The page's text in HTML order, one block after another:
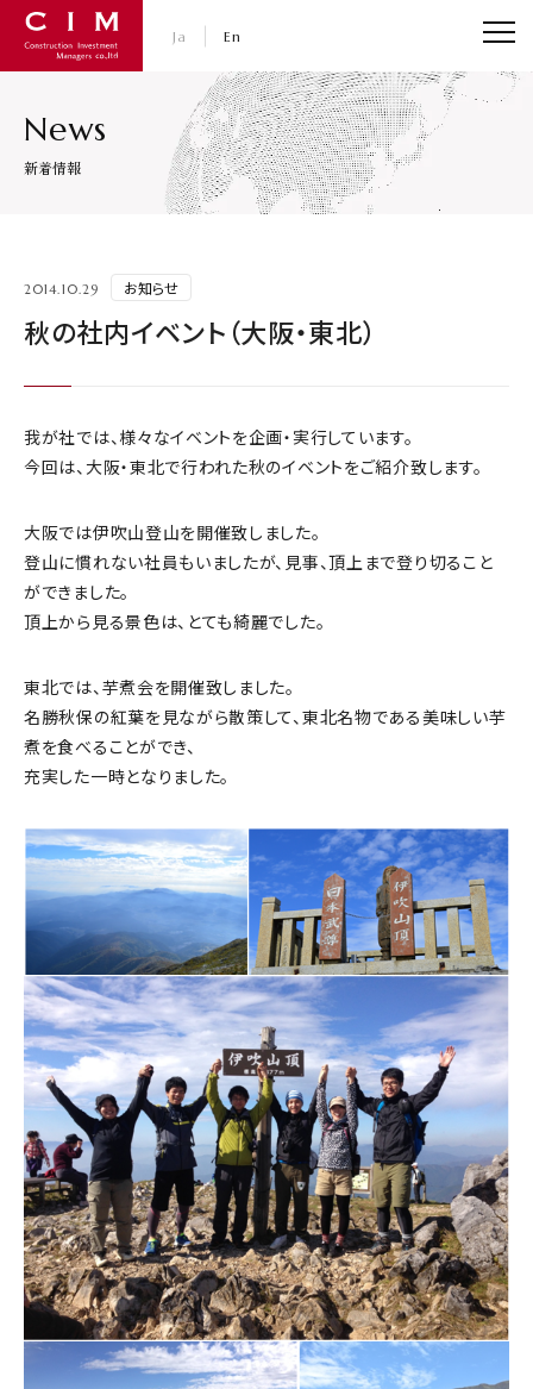
Ja En
News
新着情報
2014.10.29 お知らせ
秋の社内イベント（大阪・東北）
我が社では、様々なイベントを企画・実行しています。
今回は、大阪・東北で行われた秋のイベントをご紹介致します。
大阪では伊吹山登山を開催致しました。
登山に慣れない社員もいましたが、見事、頂上まで登り切ること
ができました。
頂上から見る景色は、とても綺麗でした。
東北では、芋煮会を開催致しました。
名勝秋保の紅葉を見ながら散策して、東北名物である美味しい芋
煮を食べることができ、
充実した一時となりました。